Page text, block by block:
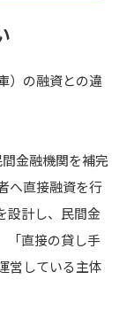
）の融資との違
金融機関を補完
へ直接融資を行
設計し、民間金
「直接の貸し手
営している主体